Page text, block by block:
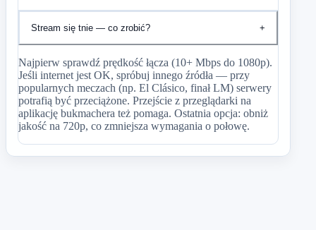
Stream się tnie — co zrobić? +
Najpierw sprawdź prędkość łącza (10+ Mbps do 1080p).
Jeśli internet jest OK, spróbuj innego źródła — przy
popularnych meczach (np. El Clásico, finał LM) serwery
potrafią być przeciążone. Przejście z przeglądarki na
aplikację bukmachera też pomaga. Ostatnia opcja: obniż
jakość na 720p, co zmniejsza wymagania o połowę.